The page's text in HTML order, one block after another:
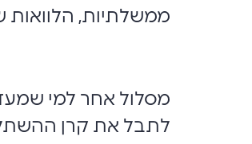
ממשלתיות, הלוואות
מסלול אחר למי